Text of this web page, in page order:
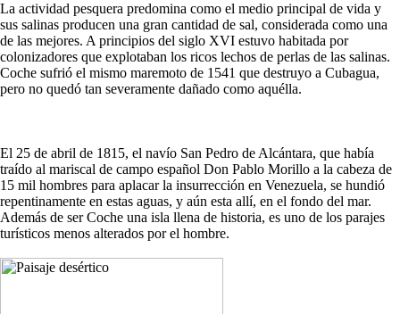
La actividad pesquera predomina como el medio principal de vida y
sus salinas producen una gran cantidad de sal, considerada como una
de las mejores. A principios del siglo XVI estuvo habitada por
colonizadores que explotaban los ricos lechos de perlas de las salinas.
Coche sufrió el mismo maremoto de 1541 que destruyo a Cubagua,
pero no quedó tan severamente dañado como aquélla.
El 25 de abril de 1815, el navío San Pedro de Alcántara, que había
traído al mariscal de campo español Don Pablo Morillo a la cabeza de
15 mil hombres para aplacar la insurrección en Venezuela, se hundió
repentinamente en estas aguas, y aún esta allí, en el fondo del mar.
Además de ser Coche una isla llena de historia, es uno de los parajes
turísticos menos alterados por el hombre.